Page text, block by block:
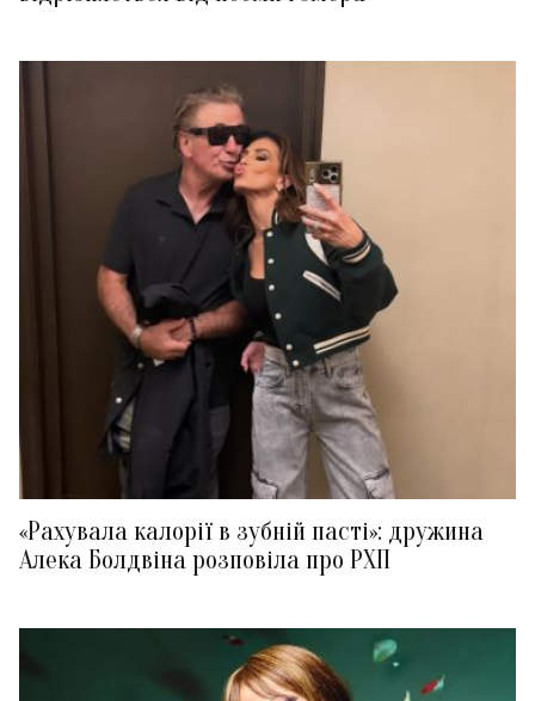
«Рахувала калорії в зубній пасті»: дружина
Алека Болдвіна розповіла про РХП